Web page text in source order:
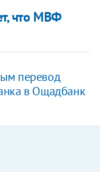
что МВФ
перевод
в Ощадбанк